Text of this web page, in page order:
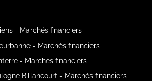
- Marchés financiers
- Marchés financiers
- Marchés financiers
Billancourt - Marchés financiers